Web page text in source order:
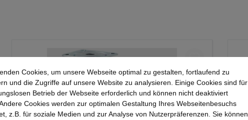
Cookies, um unsere Webseite optimal zu gestalten, fortlaufend zu
und die Zugriffe auf unsere Website zu analysieren. Einige Cookies sind für
Betrieb der Webseite erforderlich und können nicht deaktiviert
Cookies werden zur optimalen Gestaltung Ihres Webseitenbesuchs
z.B. für soziale Medien und zur Analyse von Nutzerpräferenzen. Sie können